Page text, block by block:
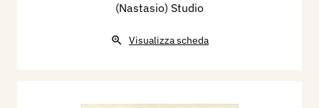
(Nastasio) Studio
Visualizza scheda